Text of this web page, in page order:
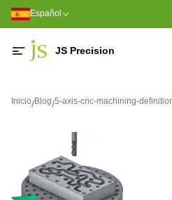
Español
JS Precision
Inicio/Blog/5-axis-cnc-machining-